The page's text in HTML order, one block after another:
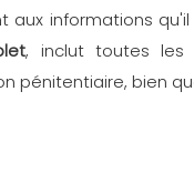
aux informations
, inclut toutes les
pénitentiaire, bien